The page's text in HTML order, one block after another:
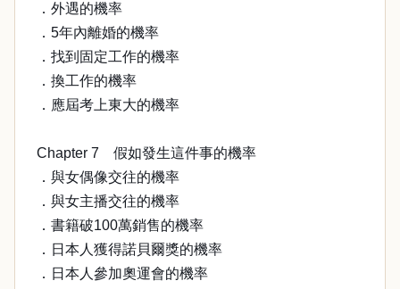
．外遇的機率
．5年內離婚的機率
．找到固定工作的機率
．換工作的機率
．應屆考上東大的機率
Chapter 7 假如發生這件事的機率
．與女偶像交往的機率
．與女主播交往的機率
．書籍破100萬銷售的機率
．日本人獲得諾貝爾獎的機率
．日本人參加奧運會的機率